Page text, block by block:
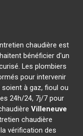
chaudière est
bénéficier d'un
Les plombiers
pour intervenir
à gaz, fioul ou
24h/24, 7j/7 pour
Villeneuve
chaudière
vérification des